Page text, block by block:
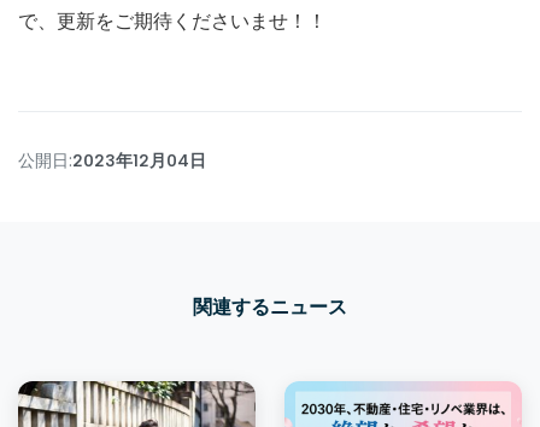
で、更新をご期待くださいませ！！
公開日:2023年12月04日
関連するニュース